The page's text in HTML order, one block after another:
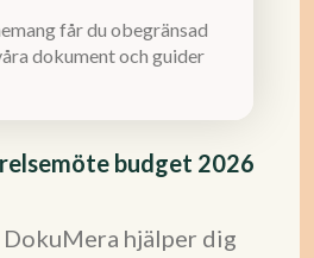
budget 2026
hjälper dig
får du obegränsad
dokument och guider